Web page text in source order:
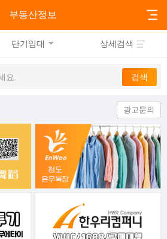
부동산정보
단기임대 상세검색
광고문의